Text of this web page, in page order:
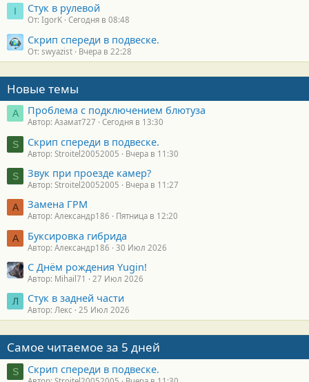
I Стук в рулевой
От: IgorK Сегодня в 08:48
Скрип спереди в подвеске.
От: swyazist Вчера в 22:28
Новые темы
А Проблема с подключением блютуза
Автор: Азамат727 Сегодня в 13:30
S Скрип спереди в подвеске.
Автор: Stroitel20052005 Вчера в 11:30
S Звук при проезде камер?
Автор: Stroitel20052005 Вчера в 11:27
А Замена ГРМ
Автор: Александр186 Пятница в 12:20
А Буксировка гибрида
Автор: Александр186 30 Июл 2026
С Днём рождения Yugin!
Автор: Mihail71 27 Июл 2026
Л Стук в задней части
Автор: Лекс 25 Июл 2026
Самое читаемое за 5 дней
S Скрип спереди в подвеске.